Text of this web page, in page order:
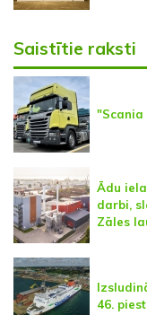
Saistītie raksti
"Scania
Ādu
darbi,
Zāles
46.